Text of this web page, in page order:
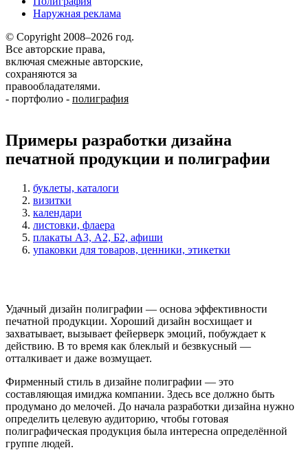
Наружная реклама
© Copyright 2008–2026 год.
Все авторские права,
включая смежные авторские,
сохраняются за
правообладателями.
- портфолио - полиграфия
Примеры разработки дизайна
печатной продукции и полиграфии
буклеты, каталоги
визитки
календари
листовки, флаера
плакаты А3, А2, Б2, афиши
упаковки для товаров, ценники, этикетки
Удачный дизайн полиграфии — основа эффективности
печатной продукции. Хороший дизайн восхищает и
захватывает, вызывает фейерверк эмоций, побуждает к
действию. В то время как блеклый и безвкусный —
отталкивает и даже возмущает.
Фирменный стиль в дизайне полиграфии — это
составляющая имиджа компании. Здесь все должно быть
продумано до мелочей. До начала разработки дизайна нужно
определить целевую аудиторию, чтобы готовая
полиграфическая продукция была интересна определённой
группе людей.